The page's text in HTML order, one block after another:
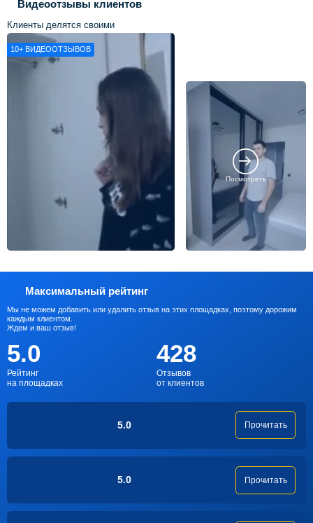
Видеоотзывы клиентов
Клиенты делятся своими
впечатлениями о нашей работе
10+ ВИДЕООТЗЫВОВ
Посмотреть
Максимальный рейтинг
Мы не можем добавить или удалить отзыв на этих площадках, поэтому дорожим
каждым клиентом.
Ждем и ваш отзыв!
5.0
Рейтинг
на площадках
428
Отзывов
от клиентов
5.0 Прочитать
5.0 Прочитать